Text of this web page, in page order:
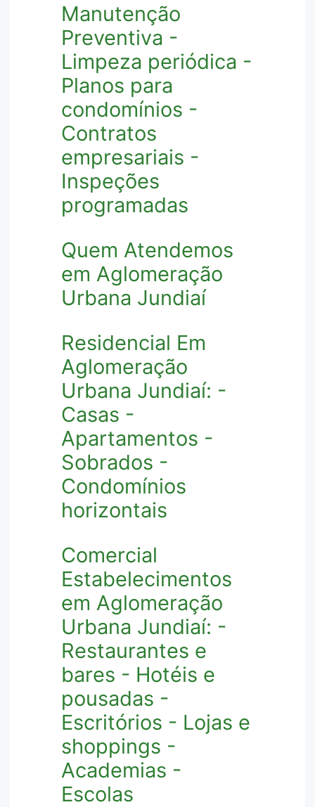
Manutenção
Preventiva -
Limpeza periódica -
Planos para
condomínios -
Contratos
empresariais -
Inspeções
programadas
Quem Atendemos
em Aglomeração
Urbana Jundiaí
Residencial Em
Aglomeração
Urbana Jundiaí: -
Casas -
Apartamentos -
Sobrados -
Condomínios
horizontais
Comercial
Estabelecimentos
em Aglomeração
Urbana Jundiaí: -
Restaurantes e
bares - Hotéis e
pousadas -
Escritórios - Lojas e
shoppings -
Academias -
Escolas